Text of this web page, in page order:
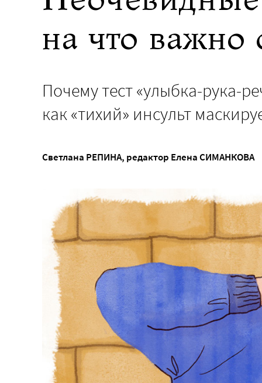
на что важно
Почему тест «улыбка-рука-
как «тихий» инсульт
Светлана РЕПИНА, редактор Елена СИМАНКОВА